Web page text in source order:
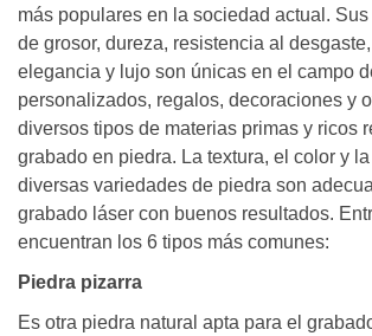
más populares en la sociedad actual.
de grosor, dureza, resistencia al
elegancia y lujo son únicas en el campo
personalizados, regalos, decoraciones y
diversos tipos de materias primas y ricos
grabado en piedra. La textura, el color y
diversas variedades de piedra son
grabado láser con buenos resultados.
encuentran los 6 tipos más comunes:
Piedra pizarra
Es otra piedra natural apta para el